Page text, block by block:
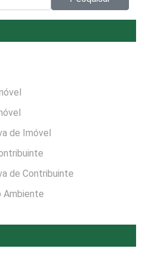
de Imóvel
de Contribuinte
Ambiente